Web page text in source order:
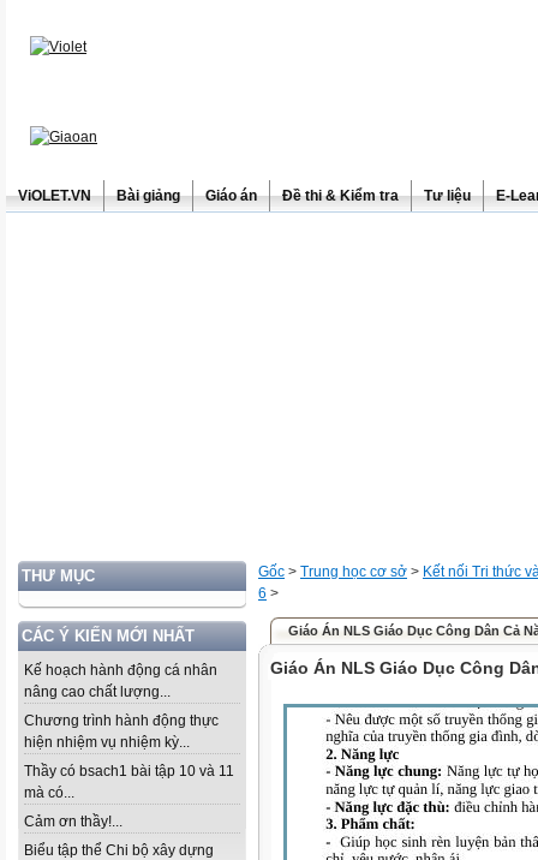
ViOLET.VN Bài giảng Giáo án Đề thi & Kiểm tra Tư liệu E-
THƯ MỤC
CÁC Ý KIẾN MỚI NHẤT
Kế hoạch hành động cá nhân
nâng cao chất lượng...
Chương trình hành động thực
hiện nhiệm vụ nhiệm kỳ...
Thầy có bsach1 bài tập 10 và 11
mà có...
Cảm ơn thầy!...
Biểu tập thể Chi bộ xây dựng
Gốc > Trung học cơ sở > Kết nối Tri thức
6 >
Giáo Án NLS Giáo Dục Công Dân Cả
Giáo Án NLS Giáo Dục Công